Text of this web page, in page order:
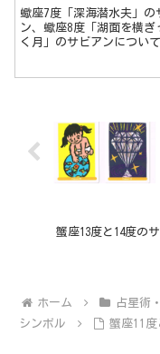
蠍座7度「深海潜水夫」の
ン、蠍座8度「湖面を横ぎ
く月」のサビアンについ
きなテーマに...
蟹座13度と14度の
ホーム 占星術
シンボル
蟹座11度